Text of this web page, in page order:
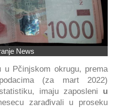
News
u Pčinjskom okrugu, prema
(za mart 2022)
imaju zaposleni u
zarađivali u proseku